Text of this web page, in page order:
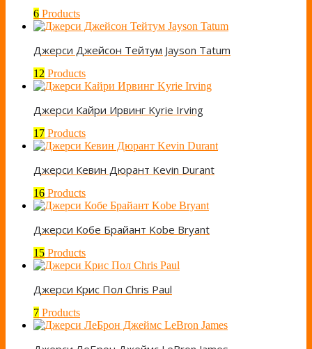
6 Products
Джерси Джейсон Тейтум Jayson Tatum
12 Products
Джерси Кайри Ирвинг Kyrie Irving
17 Products
Джерси Кевин Дюрант Kevin Durant
16 Products
Джерси Кобе Брайант Kobe Bryant
15 Products
Джерси Крис Пол Chris Paul
7 Products